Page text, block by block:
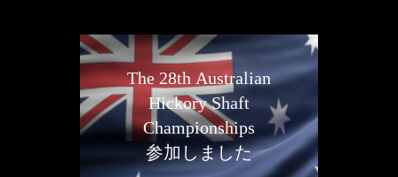
The 28th Australian
Hickory Shaft
Championships
参加しました